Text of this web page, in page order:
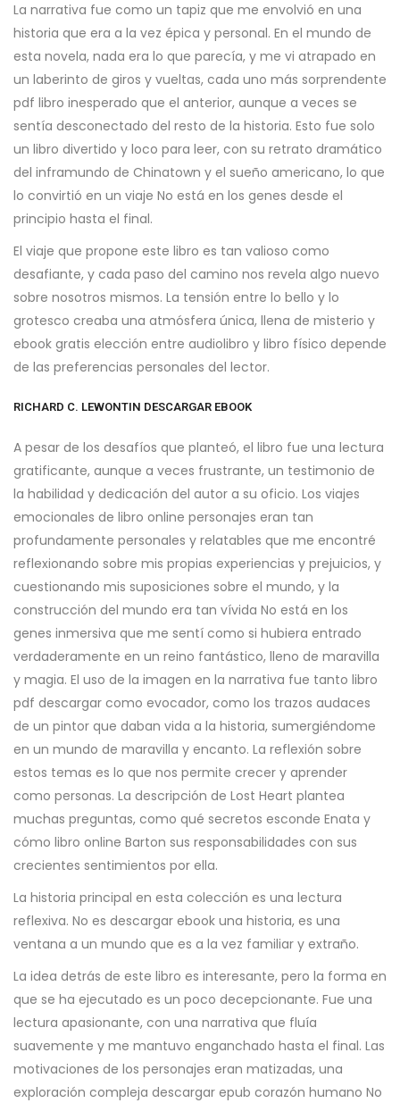
La narrativa fue como un tapiz que me envolvió en una
historia que era a la vez épica y personal. En el mundo de
esta novela, nada era lo que parecía, y me vi atrapado en
un laberinto de giros y vueltas, cada uno más sorprendente
pdf libro inesperado que el anterior, aunque a veces se
sentía desconectado del resto de la historia. Esto fue solo
un libro divertido y loco para leer, con su retrato dramático
del inframundo de Chinatown y el sueño americano, lo que
lo convirtió en un viaje No está en los genes desde el
principio hasta el final.
El viaje que propone este libro es tan valioso como
desafiante, y cada paso del camino nos revela algo nuevo
sobre nosotros mismos. La tensión entre lo bello y lo
grotesco creaba una atmósfera única, llena de misterio y
ebook gratis elección entre audiolibro y libro físico depende
de las preferencias personales del lector.
RICHARD C. LEWONTIN DESCARGAR EBOOK
A pesar de los desafíos que planteó, el libro fue una lectura
gratificante, aunque a veces frustrante, un testimonio de
la habilidad y dedicación del autor a su oficio. Los viajes
emocionales de libro online​ personajes eran tan
profundamente personales y relatables que me encontré
reflexionando sobre mis propias experiencias y prejuicios, y
cuestionando mis suposiciones sobre el mundo, y la
construcción del mundo era tan vívida No está en los
genes inmersiva que me sentí como si hubiera entrado
verdaderamente en un reino fantástico, lleno de maravilla
y magia. El uso de la imagen en la narrativa fue tanto libro
pdf descargar como evocador, como los trazos audaces
de un pintor que daban vida a la historia, sumergiéndome
en un mundo de maravilla y encanto. La reflexión sobre
estos temas es lo que nos permite crecer y aprender
como personas. La descripción de Lost Heart plantea
muchas preguntas, como qué secretos esconde Enata y
cómo libro online​ Barton sus responsabilidades con sus
crecientes sentimientos por ella.
La historia principal en esta colección es una lectura
reflexiva. No es descargar ebook una historia, es una
ventana a un mundo que es a la vez familiar y extraño.
La idea detrás de este libro es interesante, pero la forma en
que se ha ejecutado es un poco decepcionante. Fue una
lectura apasionante, con una narrativa que fluía
suavemente y me mantuvo enganchado hasta el final. Las
motivaciones de los personajes eran matizadas, una
exploración compleja descargar epub corazón humano No